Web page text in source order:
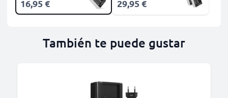
16,95 € 29,95 €
También te puede gustar